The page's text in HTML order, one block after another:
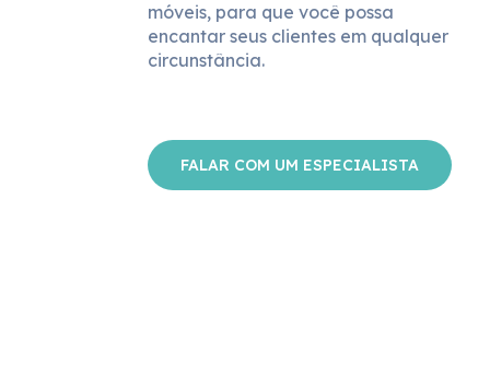
móveis, para que você possa
encantar seus clientes em qualquer
circunstância.
FALAR COM UM ESPECIALISTA